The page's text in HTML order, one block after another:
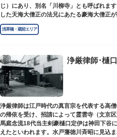
じ）にあり、別名「川柳寺」とも呼ばれま
した天海大僧正の法兄にあたる豪海大僧正
王の梵字を刻んだ板碑が境内に残っています
浅草橋・蔵前エリア
浄厳律師･樋
浄厳律師は江戸時代の真言宗を代表する高
の帰依を受け、招請によって霊雲寺（文京
馬庭念流18代当主剣豪樋口定伊は神田下谷
えたといわれます。水戸藩徳川斉昭に見込